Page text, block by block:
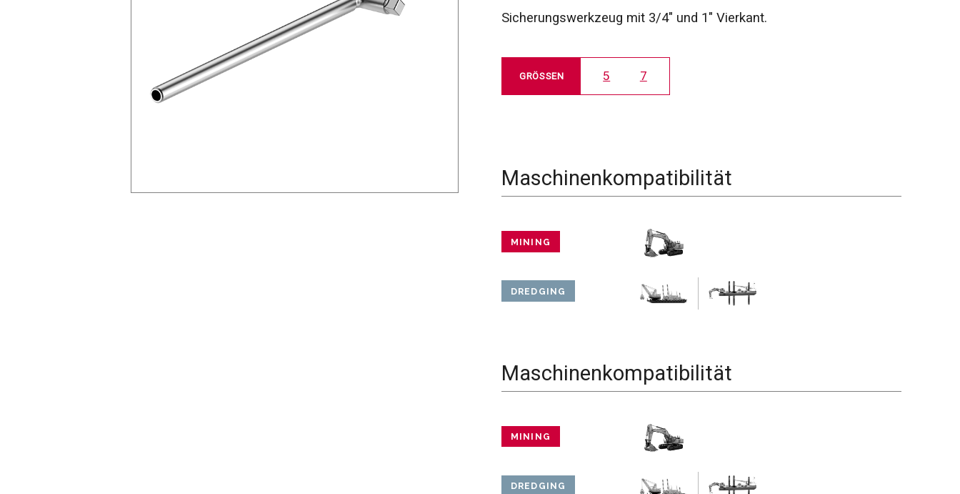
Sicherungswerkzeug mit 3/4" und 1" Vierkant.
GRÖSSEN 5 7
Maschinenkompatibilität
MINING
DREDGING
Maschinenkompatibilität
MINING
DREDGING